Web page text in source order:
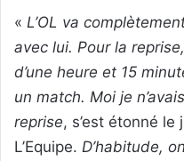
« L’OL va
avec lui. Pour la
d’une heure et 15
un match. Moi je
reprise, s’est étonné
L’Equipe. D’habitude,